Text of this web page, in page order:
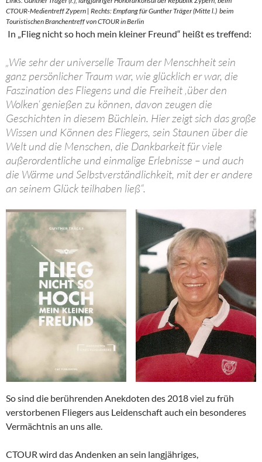
CTOUR-Medientreff Zypern | Rechts: Empfang für Gunther Träger (Mitte l.) beim
Touristischen Branchentreff von CTOUR in Berlin
In „Flieg nicht so hoch mein kleiner Freund“ heißt es treffend:
„Wie sehr der universelle Traum der Menschheit sein
ganz persönlicher Traum war, wie glücklich er war, die
Faszination des Fliegens und die Freiheit ‚über den
Wolken‘ genießen zu können, davon zeugen die
Geschichten in diesem Büchlein. Hier zeigt sich das große
Wissen und Können des Fliegers, sein Staunen über die
Welt und die Menschen, die Dankbarkeit für viele
außerordentliche und einmalige Erlebnisse – und auch
die Wärme und Selbstverständlichkeit, mit der er andere
an seinem Glück teilhaben ließ“.
So sind die berührenden Anekdoten des 2018 viel zu früh
verstorbenen Fliegers aus Leidenschaft auch ein besonderes
Vermächtnis an uns alle.
CTOUR wird das Andenken an sein langjähriges,